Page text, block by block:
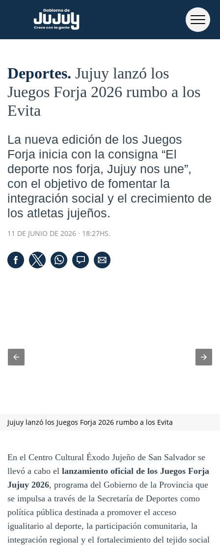
Deportes Jujuy lanzó los
Juegos Forja 2026 rumbo a los
Evita
La nueva edición de los Juegos
Forja inicia con la consigna “El
deporte nos forja, Jujuy nos une”,
con el objetivo de fomentar la
integración social y el crecimiento de
los atletas jujeños.
11 DE JUNIO DE 2026 · 18:27HS.
Jujuy lanzó los Juegos Forja 2026 rumbo a los Evita
En el Centro Cultural Éxodo Jujeño de San Salvador se
llevó a cabo el lanzamiento oficial de los Juegos Forja
Jujuy 2026, programa del Gobierno de la Provincia que
se impulsa a través de la Secretaría de Deportes como
política pública destinada a promover el acceso
igualitario al deporte, la participación comunitaria, la
integración regional y el fortalecimiento del tejido social